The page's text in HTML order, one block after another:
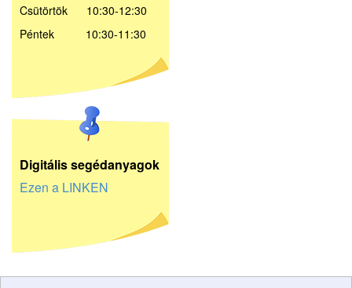
Csütörtök 10:30-12:30
Péntek 10:30-11:30
Digitális segédanyagok
Ezen a LINKEN